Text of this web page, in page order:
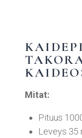
Mitat:
Pituus
Leveys 35